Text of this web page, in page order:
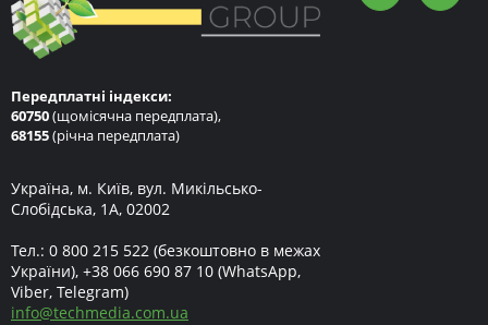
Передплатні індекси:
60750(щомісячна передплата),
68155(річна передплата)
Україна, м. Київ, вул. Микільсько-
Слобідська, 1А, 02002
Тел.: 0 800 215 522 (безкоштовно в межах
України), +38 066 690 87 10 (WhatsApp,
Viber, Telegram)
info@techmedia.com.ua